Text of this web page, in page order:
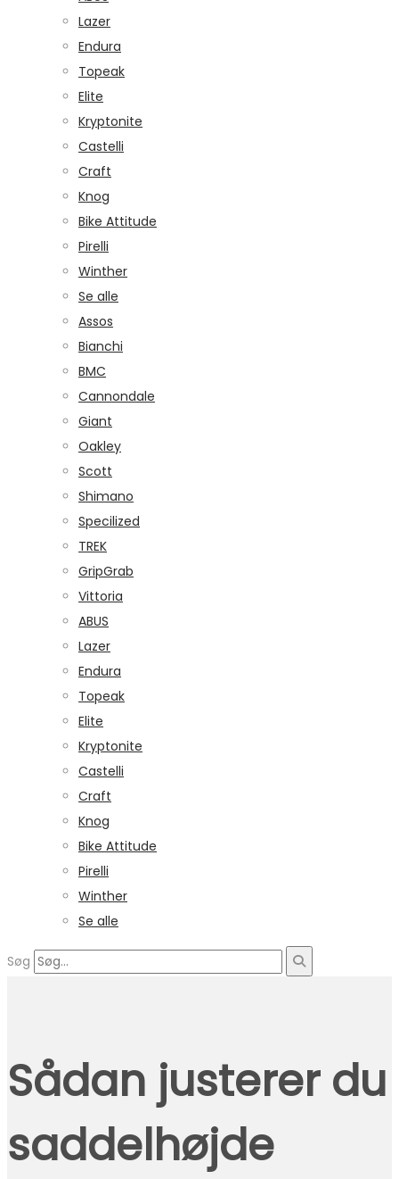
Lazer
Endura
Topeak
Elite
Kryptonite
Castelli
Craft
Knog
Bike Attitude
Pirelli
Winther
Se alle
Assos
Bianchi
BMC
Cannondale
Giant
Oakley
Scott
Shimano
Specilized
TREK
GripGrab
Vittoria
ABUS
Lazer
Endura
Topeak
Elite
Kryptonite
Castelli
Craft
Knog
Bike Attitude
Pirelli
Winther
Se alle
Søg
Sådan justerer du
saddelhøjde